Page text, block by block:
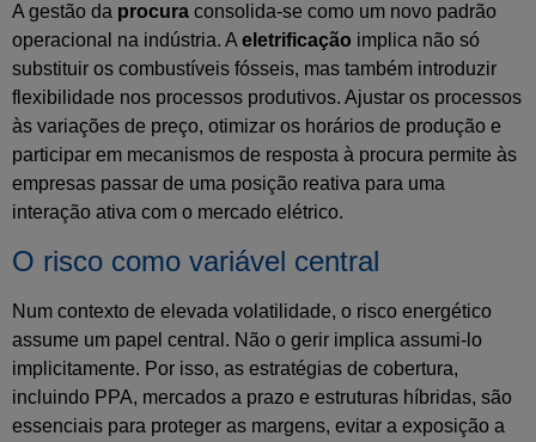
A gestão da procura consolida-se como um novo padrão
operacional na indústria. Aeletrificação implica não só
substituir os combustíveis fósseis, mas também introduzir
flexibilidade nos processos produtivos. Ajustar os processos
às variações de preço, otimizar os horários de produção e
participar em mecanismos de resposta à procura permite às
empresas passar de uma posição reativa para uma
interação ativa com o mercado elétrico.
O risco como variável central
Num contexto de elevada volatilidade, o risco energético
assume um papel central. Não o gerir implica assumi-lo
implicitamente. Por isso, as estratégias de cobertura,
incluindo PPA, mercados a prazo e estruturas híbridas, são
essenciais para proteger as margens, evitar a exposição a